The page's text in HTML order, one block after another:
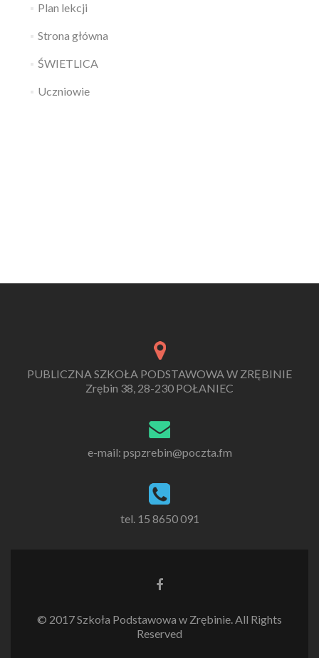
Plan lekcji
Strona główna
ŚWIETLICA
Uczniowie
PUBLICZNA SZKOŁA PODSTAWOWA W ZRĘBINIE
Zrębin 38, 28-230 POŁANIEC
e-mail: pspzrebin@poczta.fm
tel. 15 8650 091
Link
© 2017 Szkoła Podstawowa w Zrębinie. All Rights
Reserved